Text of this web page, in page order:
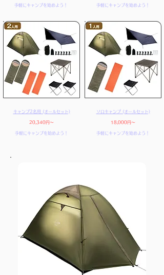
手軽にキャンプを始めよう！ 手軽にキャンプを始めよう！
キャンプ2名用 (オールセット)
20,340円～
手軽にキャンプを始めよう！
ソロキャンプ (オールセット)
18,000円～
手軽にキャンプを始めよう！